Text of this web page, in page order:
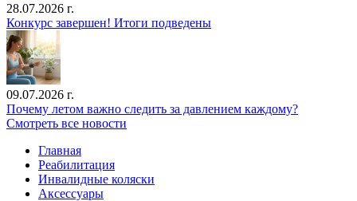
28.07.2026 г.
Конкурс завершен! Итоги подведены
09.07.2026 г.
Почему летом важно следить за давлением каждому?
Смотреть все новости
Главная
Реабилитация
Инвалидные коляски
Аксессуары